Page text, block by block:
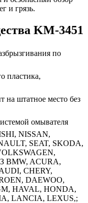
и грязь.
KM-3451
по
пластика,
на штатное место без
омывателя
NISSAN,
SEAT, SKODA,
ACURA,
CHERY,
DAEWOO,
HAVAL, HONDA,
LANCIA, LEXUS,;